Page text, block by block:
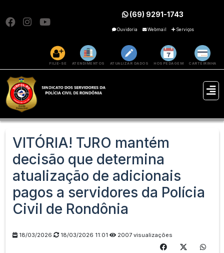
(69) 9291-1743
Ouvidoria Webmail Serviços
FILIE-SE ATENDIMENTOS ATUALIZAR DADOS HOSPEDAGEM CARTEIRINHA
VITÓRIA! TJRO mantém
decisão que determina
atualização de adicionais
pagos a servidores da Polícia
Civil de Rondônia
18/03/2026 18/03/2026 11:01 2007 visualizações